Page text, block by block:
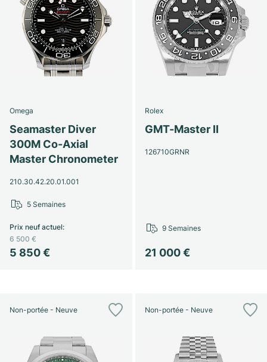
Omega
Seamaster Diver
300M Co-Axial
Master Chronometer
210.30.42.20.01.001
5 850 €
Prix neuf actuel:
6 500 €
5 Semaines
Rolex
GMT-Master II
126710GRNR
21 000 €
9 Semaines
Non-portée - Neuve Non-portée - Neuve